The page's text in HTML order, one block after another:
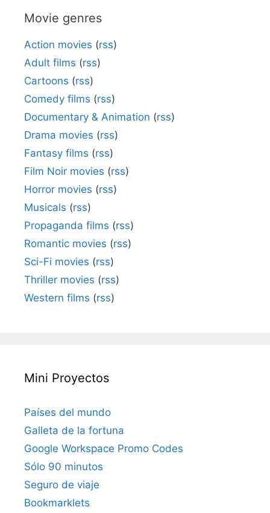
Movie genres
Action movies (rss)
Adult films (rss)
Cartoons (rss)
Comedy films (rss)
Documentary & Animation (rss)
Drama movies (rss)
Fantasy films (rss)
Film Noir movies (rss)
Horror movies (rss)
Musicals (rss)
Propaganda films (rss)
Romantic movies (rss)
Sci-Fi movies (rss)
Thriller movies (rss)
Western films (rss)
Mini Proyectos
Países del mundo
Galleta de la fortuna
Google Workspace Promo Codes
Sólo 90 minutos
Seguro de viaje
Bookmarklets